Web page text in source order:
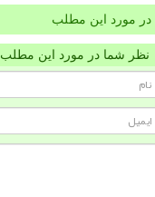
در مورد این مطلب
نظر شما در مورد این مطلب